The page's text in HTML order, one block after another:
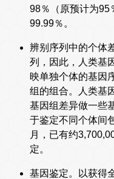
98％（原预计为95
99.99％。
辨别序列中的个体
列，因此，人类基
映单独个体的基因
组的组合。人类基
基因组差异做一些
于鉴定不同个体间
月，已有约
定。
基因鉴定。以获得